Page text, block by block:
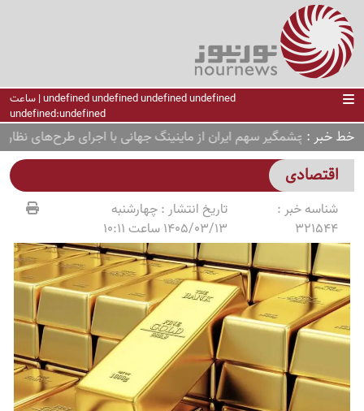
undefined undefined undefined undefined | ساعت
undefined:undefined
خط خبر
چشمگیر سهم ایران از ماینینگ جهانی با اجرای طرح‌های نظارتی
اقتصادی
شناسه خبر :
321544
تاریخ انتشار :چهارشنبه
1405/03/13 ساعت 10:11